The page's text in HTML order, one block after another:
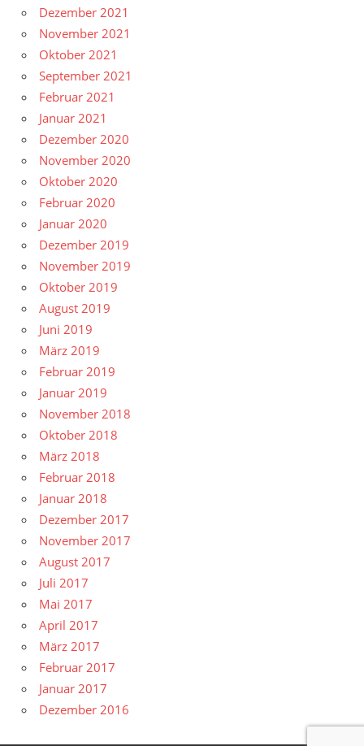
Dezember 2021
November 2021
Oktober 2021
September 2021
Februar 2021
Januar 2021
Dezember 2020
November 2020
Oktober 2020
Februar 2020
Januar 2020
Dezember 2019
November 2019
Oktober 2019
August 2019
Juni 2019
März 2019
Februar 2019
Januar 2019
November 2018
Oktober 2018
März 2018
Februar 2018
Januar 2018
Dezember 2017
November 2017
August 2017
Juli 2017
Mai 2017
April 2017
März 2017
Februar 2017
Januar 2017
Dezember 2016